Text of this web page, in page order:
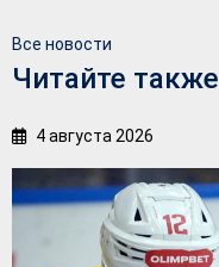
Все новости
Читайте также
4 августа 2026